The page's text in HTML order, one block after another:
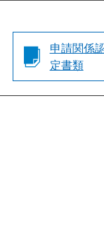
申請関係
定書類